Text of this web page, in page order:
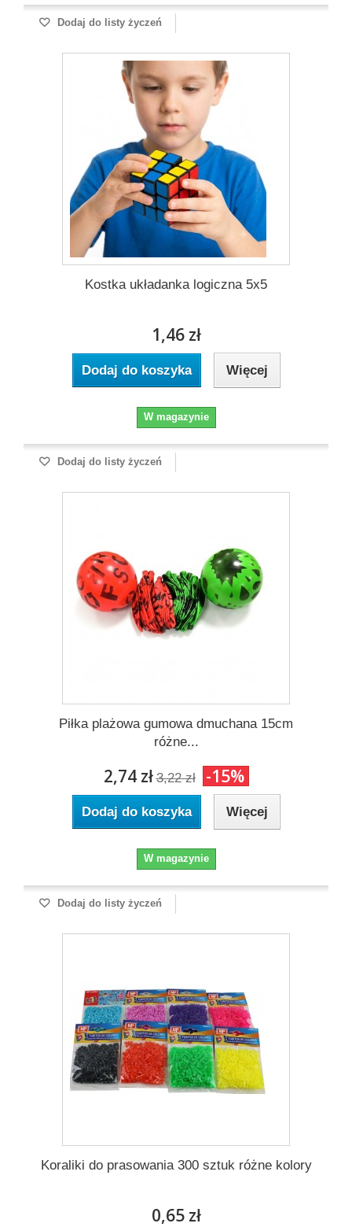
Dodaj do listy życzeń
Kostka układanka logiczna 5x5
1,46 zł
Dodaj do koszyka Więcej
W magazynie
Dodaj do listy życzeń
Piłka plażowa gumowa dmuchana 15cm
różne...
2,74 zł 3,22 zł -15%
Dodaj do koszyka Więcej
W magazynie
Dodaj do listy życzeń
Koraliki do prasowania 300 sztuk różne kolory
0,65 zł